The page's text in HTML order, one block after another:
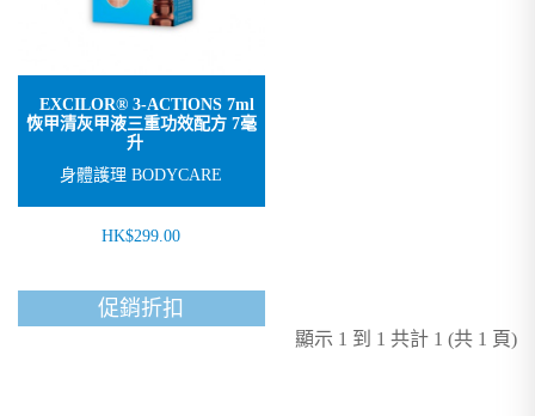
EXCILOR® 3-ACTIONS 7ml
恢甲清灰甲液三重功效配方 7毫
升
身體護理 BODYCARE
HK$299.00
促銷折扣
顯示 1 到 1 共計 1 (共 1 頁)